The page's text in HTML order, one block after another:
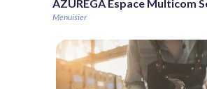
AZUREGA Espace Multicom
Menuisier